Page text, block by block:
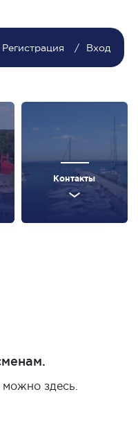
Регистрация Вход
Контакты
здесь.